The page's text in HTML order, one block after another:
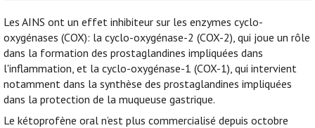
Les AINS ont un effet inhibiteur sur les enzymes cyclo-
oxygénases (COX): la cyclo-oxygénase-2 (COX-2), qui joue un rôle
dans la formation des prostaglandines impliquées dans
l'inflammation, et la cyclo-oxygénase-1 (COX-1), qui intervient
notamment dans la synthèse des prostaglandines impliquées
dans la protection de la muqueuse gastrique.
Le kétoprofène oral n’est plus commercialisé depuis octobre